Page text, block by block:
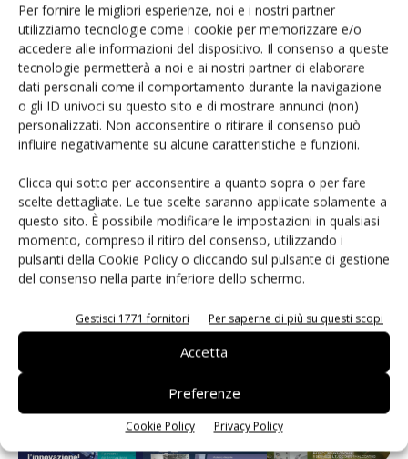
Per fornire le migliori esperienze, noi e i nostri partner
utilizziamo tecnologie come i cookie per memorizzare e/o
accedere alle informazioni del dispositivo. Il consenso a queste
tecnologie permetterà a noi e ai nostri partner di elaborare
dati personali come il comportamento durante la navigazione
o gli ID univoci su questo sito e di mostrare annunci (non)
personalizzati. Non acconsentire o ritirare il consenso può
influire negativamente su alcune caratteristiche e funzioni.
Clicca qui sotto per acconsentire a quanto sopra o per fare
scelte dettagliate. Le tue scelte saranno applicate solamente a
questo sito. È possibile modificare le impostazioni in qualsiasi
momento, compreso il ritiro del consenso, utilizzando i
pulsanti della Cookie Policy o cliccando sul pulsante di gestione
del consenso nella parte inferiore dello schermo.
Gestisci 1771 fornitori Per saperne di più su questi scopi
Accetta
Preferenze
Cookie Policy Privacy Policy
Selezione di elettronica
Edicola web